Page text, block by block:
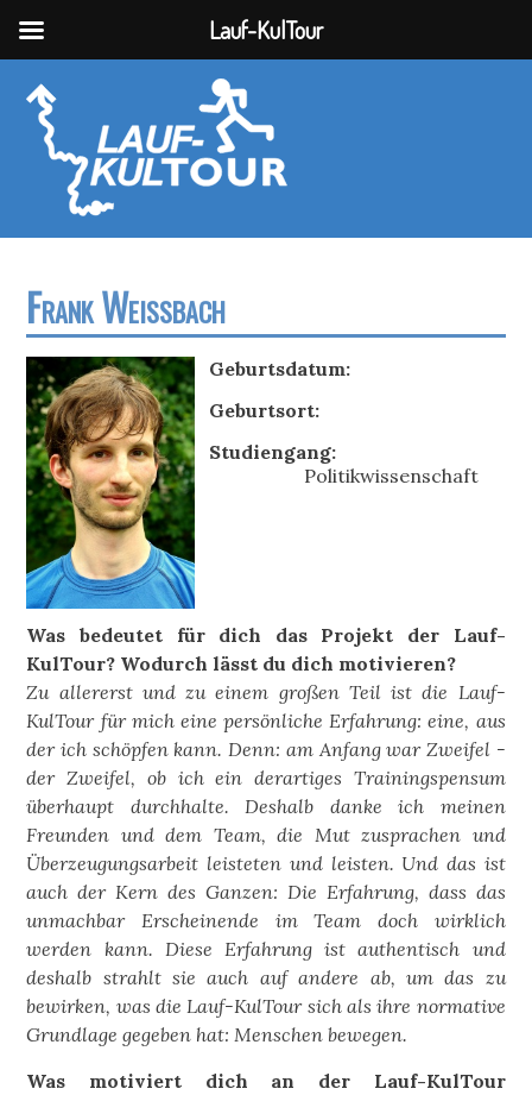
Frank Weißbach
Geburtsdatum:
Geburtsort:
Studiengang:
Politikwissenschaft
Was bedeutet für dich das Projekt der Lauf-
KulTour? Wodurch lässt du dich motivieren?
Zu allererst und zu einem großen Teil ist die Lauf-
KulTour für mich eine persönliche Erfahrung: eine, aus
der ich schöpfen kann. Denn: am Anfang war Zweifel -
der Zweifel, ob ich ein derartiges Trainingspensum
überhaupt durchhalte. Deshalb danke ich meinen
Freunden und dem Team, die Mut zusprachen und
Überzeugungsarbeit leisteten und leisten. Und das ist
auch der Kern des Ganzen: Die Erfahrung, dass das
unmachbar Erscheinende im Team doch wirklich
werden kann. Diese Erfahrung ist authentisch und
deshalb strahlt sie auch auf andere ab, um das zu
bewirken, was die Lauf-KulTour sich als ihre normative
Grundlage gegeben hat: Menschen bewegen.
Was motiviert dich an der Lauf-KulTour
Lauf-KulTour